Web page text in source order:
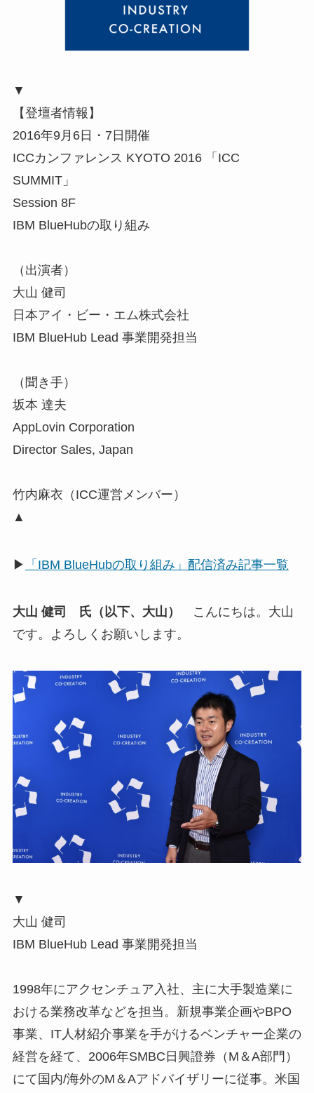
▼
【登壇者情報】
2016年9月6日・7日開催
ICCカンファレンス KYOTO 2016 「ICC
SUMMIT」
Session 8F
IBM BlueHubの取り組み
（出演者）
大山 健司
日本アイ・ビー・エム株式会社
IBM BlueHub Lead 事業開発担当
（聞き手）
坂本 達夫
AppLovin Corporation
Director Sales, Japan
竹内麻衣（ICC運営メンバー）
▲
▶ 「IBM BlueHubの取り組み」配信済み記事一覧
大山 健司 氏（以下、大山）
こんにちは。大山
です。よろしくお願いします。
▼
大山 健司
IBM BlueHub Lead 事業開発担当
1998年にアクセンチュア入社、主に大手製造業に
おける業務改革などを担当。新規事業企画やBPO
事業、IT人材紹介事業を手がけるベンチャー企業の
経営を経て、2006年SMBC日興證券（M＆A部門）
にて国内/海外のM＆Aアドバイザリーに従事。米国